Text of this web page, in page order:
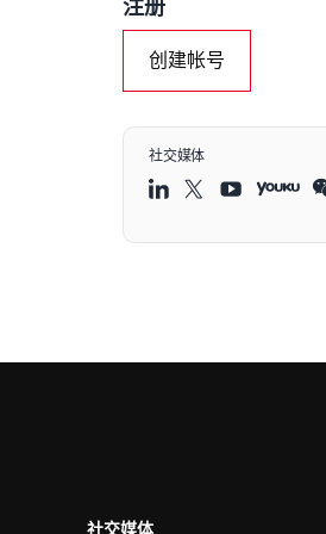
注册
创建帐号
社交媒体
社交媒体